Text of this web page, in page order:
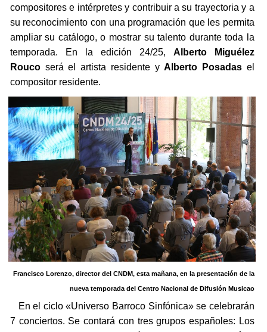
compositores e intérpretes y contribuir a su trayectoria y a
su reconocimiento con una programación que les permita
ampliar su catálogo, o mostrar su talento durante toda la
temporada. En la edición 24/25, Alberto Miguélez
Roucoserá el artista residente yAlberto Posadas el
compositor residente.
Francisco Lorenzo, director del CNDM, esta mañana, en la presentación de la
nueva temporada del Centro Nacional de Difusión Musicao
En el ciclo «Universo Barroco Sinfónica» se celebrarán
7 conciertos. Se contará con tres grupos españoles: Los